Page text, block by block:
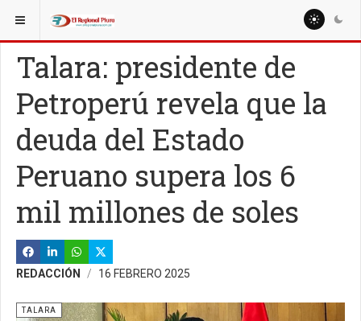
ESTÁ AQUÍ: REGIÓN PIURA
Talara: presidente de
Petroperú revela que la
deuda del Estado
Peruano supera los 6
mil millones de soles
REDACCIÓN 16 FEBRERO 2025
TALARA